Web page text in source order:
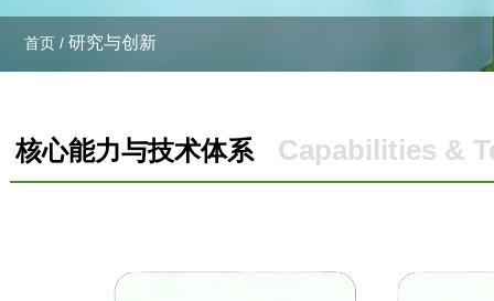
首页 / 研究与创新
核心能力与技术体系 Capabilities &